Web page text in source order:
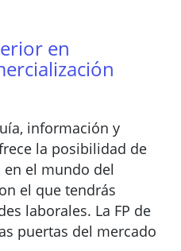
en
información y
la posibilidad de
el mundo del
el que tendrás
laborales. La FP de
puertas del mercado